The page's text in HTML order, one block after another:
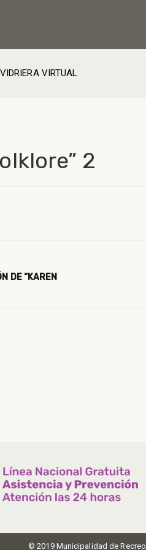
VIDRIERA VIRTUAL
2
DE “KAREN
© 2019 Municipalidad de Recreo